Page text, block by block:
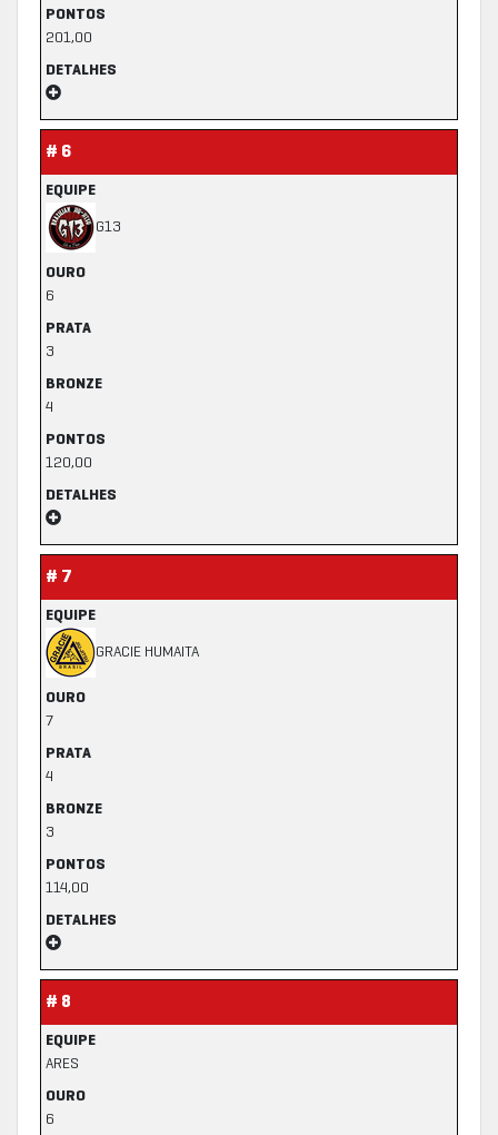
PONTOS
201,00
DETALHES
# 6
EQUIPE
G13
OURO
6
PRATA
3
BRONZE
4
PONTOS
120,00
DETALHES
# 7
EQUIPE
GRACIE HUMAITA
OURO
7
PRATA
4
BRONZE
3
PONTOS
114,00
DETALHES
# 8
EQUIPE
ARES
OURO
6